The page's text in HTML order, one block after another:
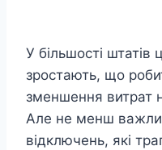
У більшості штатів
зростають, що
зменшення витрат
Але не менш
відключень, які